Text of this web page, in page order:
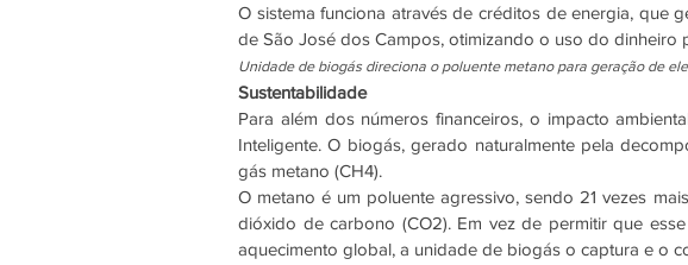
O sistema funciona através de créditos de energia, que
de São José dos Campos, otimizando o uso do dinheiro
Unidade de biogás direciona o poluente metano para geração de
Sustentabilidade
Para além dos números financeiros, o impacto
Inteligente. O biogás, gerado naturalmente pela
gás metano (CH4).
O metano é um poluente agressivo, sendo 21 vezes
dióxido de carbono (CO2). Em vez de permitir que
aquecimento global, a unidade de biogás o captura e o